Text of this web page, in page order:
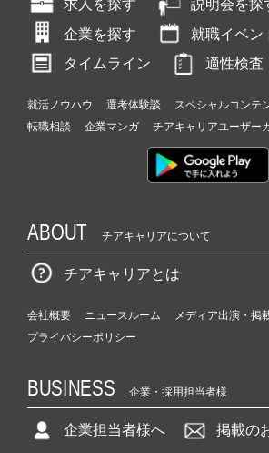
求人を探す
説明会を探
企業を探す
就職イベン
タイムライン
適性検査
就活ノウハウ 選考体験談 スペシャルコンテ
転職相談
企業マンガ チアキャリアユーザー
ABOUT チアキャリアについて
チアキャリアとは
会社概要 ニュースルーム
メディア出演・掲
プライバシーポリシー
BUSINESS 企業・採用担当者様
企業担当者様へ 掲載の